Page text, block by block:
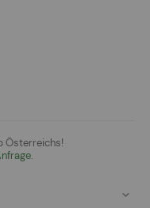
Österreichs!